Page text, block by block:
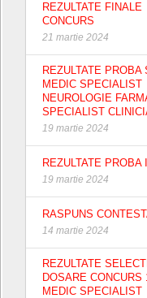
REZULTATE FINALE
CONCURS
21 martie 2024
REZULTATE PROBA
MEDIC SPECIALIST
NEUROLOGIE
SPECIALIST
19 martie 2024
REZULTATE PROBA
19 martie 2024
RASPUNS
14 martie 2024
REZULTATE
DOSARE CONCURS
MEDIC SPECIALIST